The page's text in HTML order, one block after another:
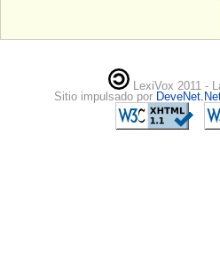
LexiVox 2011 -
Sitio impulsado por